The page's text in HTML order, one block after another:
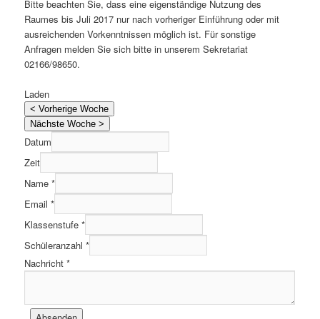
Bitte beachten Sie, dass eine eigenständige Nutzung des
Raumes bis Juli 2017 nur nach vorheriger Einführung oder mit
ausreichenden Vorkenntnissen möglich ist. Für sonstige
Anfragen melden Sie sich bitte in unserem Sekretariat
02166/98650.
Laden
< Vorherige Woche
Nächste Woche >
Datum
Zeit
Name *
Email *
Klassenstufe *
Schüleranzahl *
Nachricht *